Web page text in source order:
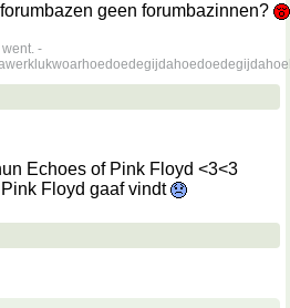
geen forumbazinnen?
-
Echoes of Pink Floyd <3<3
Floyd gaaf vindt